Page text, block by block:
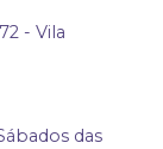
- Vila
das